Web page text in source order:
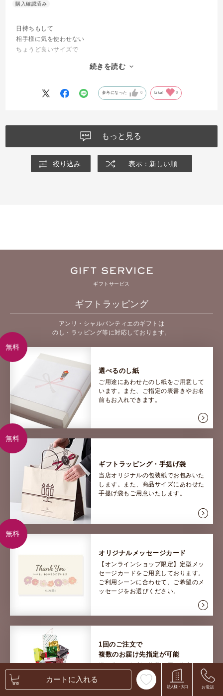
日持ちもして
相手様に気を使わせない
ちょうど良いサイズで
続きを読む
参考になった 0 Like! 0
もっと見る
絞り込み 表示：新しい順
ギフトサービス
ギフトラッピング
アンリ・シャルパンティエのギフトは
のし・ラッピング等に対応しております。
無料
選べるのし紙
ご用途にあわせたのし紙をご用意して
います。また、ご指定の表書きやお名
前もお入れできます。
無料
ギフトラッピング・手提げ袋
当店オリジナルの包装紙でお包みいた
します。また、商品サイズにあわせた
手提げ袋もご用意いたします。
無料
オリジナルメッセージカード
【オンラインショップ限定】定型メッ
セージカードをご用意しております。
ご利用シーンに合わせて、ご希望のメ
ッセージをお選びください。
1回のご注文で
複数のお届け先指定が可能
送り分けに便利な複数お届け指定で
お届け先ごとに、ご希望お届け日
の指定が可能です。
カートに入れる
法人様・大口 お電話